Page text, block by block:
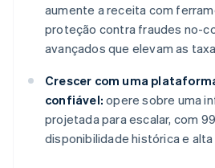
aumente a receita com
proteção contra fraudes no-
avançados que elevam as
Crescer com uma
confiável: opere sobre uma
projetada para escalar, com
disponibilidade histórica e